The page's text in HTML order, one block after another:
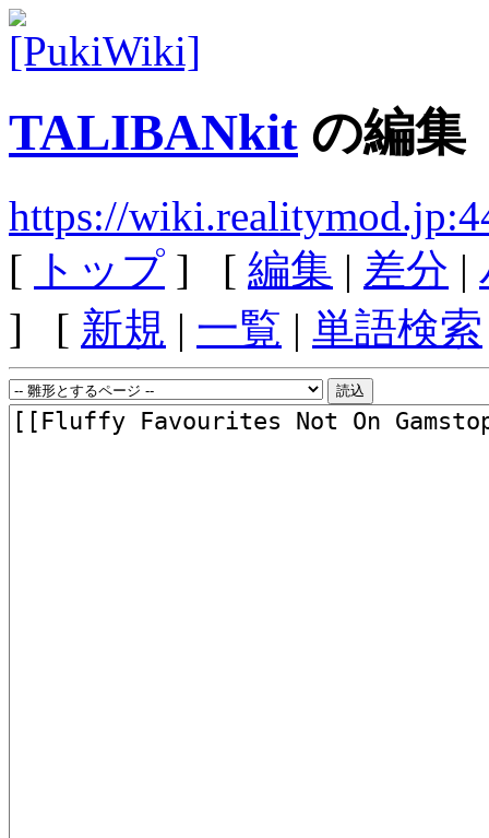
TALIBANkit の編集
https://
[ トップ ] [ 編集 | 差分 |
] [ 新規 | 一覧 | 単語検索